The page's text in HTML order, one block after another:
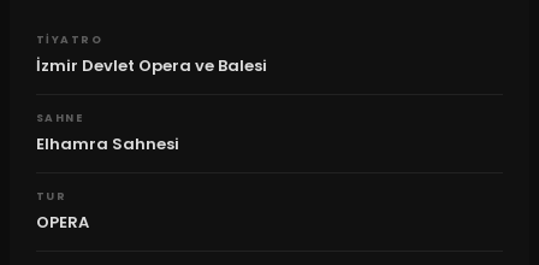
TIYATRO
İzmir Devlet Opera ve Balesi
SAHNE
Elhamra Sahnesi
TUR
OPERA